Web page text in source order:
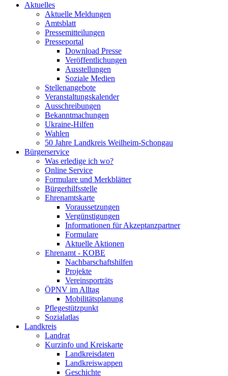
Aktuelles
Aktuelle Meldungen
Amtsblatt
Pressemitteilungen
Presseportal
Download Presse
Veröffentlichungen
Ausstellungen
Soziale Medien
Stellenangebote
Veranstaltungskalender
Ausschreibungen
Bekanntmachungen
Ukraine-Hilfen
Wahlen
50 Jahre Landkreis Weilheim-Schongau
Bürgerservice
Was erledige ich wo?
Online Service
Formulare und Merkblätter
Bürgerhilfsstelle
Ehrenamtskarte
Voraussetzungen
Vergünstigungen
Informationen für Akzeptanzpartner
Formulare
Aktuelle Aktionen
Ehrenamt - KOBE
Nachbarschaftshilfen
Projekte
Vereinsporträts
ÖPNV im Alltag
Mobilitätsplanung
Pflegestützpunkt
Sozialatlas
Landkreis
Landrat
Kurzinfo und Kreiskarte
Landkreisdaten
Landkreiswappen
Geschichte